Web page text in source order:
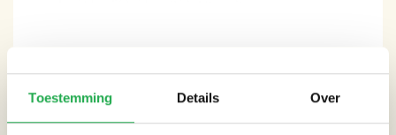
Toestemming Details Over